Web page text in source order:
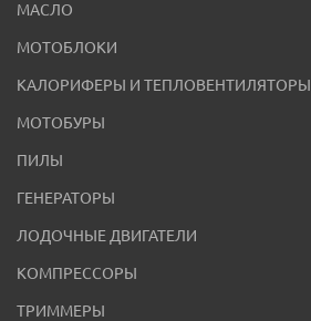
МАСЛО
МОТОБЛОКИ
КАЛОРИФЕРЫ И ТЕПЛОВЕНТИЛЯТОРЫ
МОТОБУРЫ
ПИЛЫ
ГЕНЕРАТОРЫ
ЛОДОЧНЫЕ ДВИГАТЕЛИ
КОМПРЕССОРЫ
ТРИММЕРЫ